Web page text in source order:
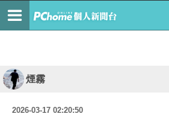
煙霧
2026-03-17 02:20:50